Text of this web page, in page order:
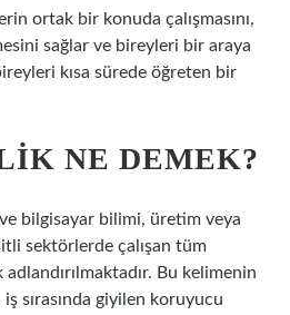
ortak bir konuda çalışmasını,
sağlar ve bireyleri bir araya
kısa sürede öğreten bir
NE DEMEK?
bilgisayar bilimi, üretim veya
sektörlerde çalışan tüm
Bu kelimenin
sırasında giyilen koruyucu